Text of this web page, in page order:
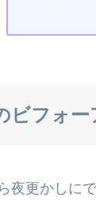
ビフォー
夜更かしに